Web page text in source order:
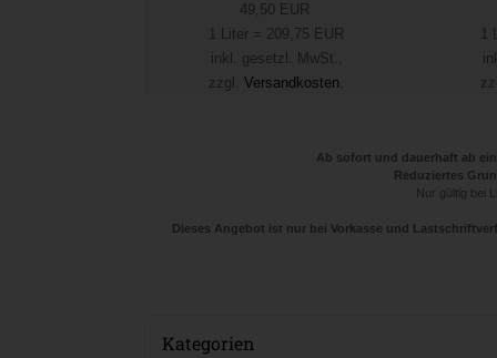
49,50 EUR
1 Liter = 209,75 EUR
inkl. gesetzl. MwSt.,
zzgl. Versandkosten.
1
Ab sofort und dauerhaft ab
Reduziertes
Nur gültig bei
Dieses Angebot ist nur bei Vorkasse und
Kategorien